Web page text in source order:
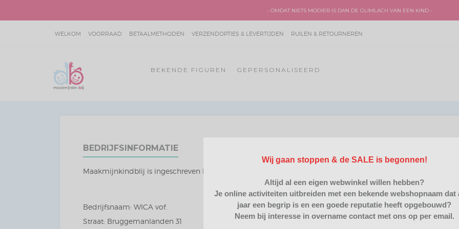
- OMDAT NIETS MOOIER IS DAN DE GLIMLACH VAN EEN KIND -
WELKOM VOORRAAD BETAALMETHODEN VERZENDOPTIES & LEVERTIJDEN RUILEN & RETOURNEREN
BEKENDE FIGUREN GEPERSONALISEERD
BEDRIJFSINFORMATIE
Maakmijnkindblij is ingeschreven bij kamer van koophandel Oost Nederland met bedrijfsnaam WICA.vof
Bedrijfsnaam: WICA vof.
Straat: Bruggemanlanden 31
Wij gaan stoppen & de SALE is begonnen!
Altijd al een eigen webwinkel willen hebben?
Je online activiteiten uitbreiden met een bekende webshopnaam dat
jaar een begrip is en een goede reputatie heeft opgebouwd?
Neem bij interesse in overname contact met ons op per email.